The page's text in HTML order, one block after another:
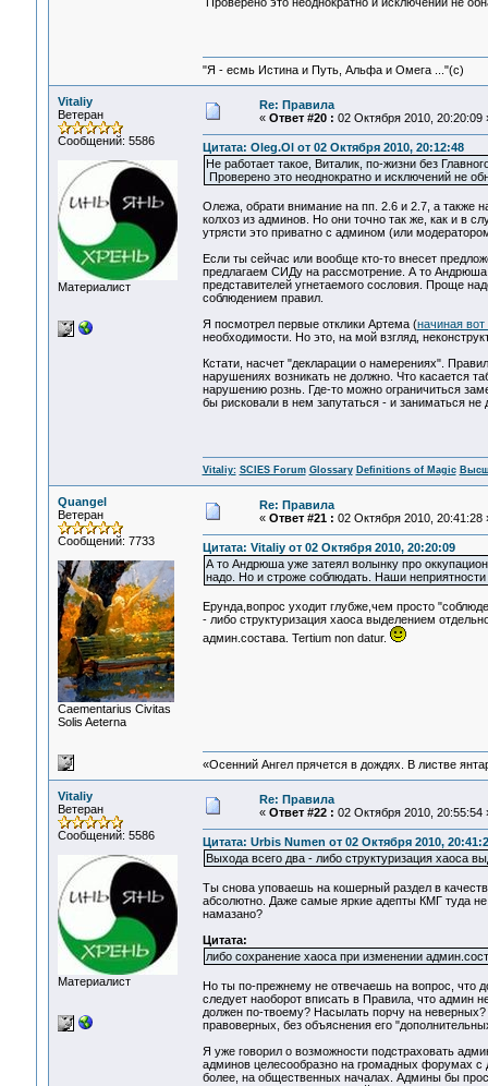
"Я - есмь Истина и Путь, Альфа и Омега ..."(с)
Vitaliy
Ветеран
Сообщений: 5586
Материалист
Re: Правила
« Ответ #20 : 02 Октября 2010, 20:20:09
Цитата: Oleg.Ol от 02 Октября 2010, 20:12:48
Не работает такое, Виталик, по-жизни без
Проверено это неоднократно и исключений не
Олежа, обрати внимание на пп. 2.6 и 2.7, а также
колхоз из админов. Но они точно так же, как и в
утрясти это приватно с админом (или
Если ты сейчас или вообще кто-то внесет
предлагаем СИДу на рассмотрение. А то
представителей угнетаемого сословия. Проще
соблюдением правил.
Я посмотрел первые отклики Артема (начиная вот
необходимости. Но это, на мой взгляд,
Кстати, насчет "декларации о намерениях".
нарушениях возникать не должно. Что касается
нарушению рознь. Где-то можно ограничиться
бы рисковали в нем запутаться - и заниматься
Vitaliy: SCIES Forum Glossary Definitions of Magic
Quangel
Ветеран
Сообщений: 7733
Сaementarius Civitas
Solis Aeterna
Re: Правила
« Ответ #21 : 02 Октября 2010, 20:41:28
Цитата: Vitaliy от 02 Октября 2010, 20:20:09
А то Андрюша уже затеял волынку про
надо. Но и строже соблюдать. Наши
Ерунда,вопрос уходит глубже,чем просто
- либо структуризация хаоса выделением
админ.состава. Tertium non datur.
«Осенний Ангел прячется в дождях. В листве
Vitaliy
Ветеран
Сообщений: 5586
Материалист
Re: Правила
« Ответ #22 : 02 Октября 2010, 20:55:54
Цитата: Urbis Numen от 02 Октября 2010,
Выхода всего два - либо структуризация хаоса
Ты снова уповаешь на кошерный раздел в
абсолютно. Даже самые яркие адепты КМГ туда
намазано?
Цитата:
либо сохранение хаоса при изменении
Но ты по-прежнему не отвечаешь на вопрос, что
следует наоборот вписать в Правила, что админ
должен по-твоему? Насылать порчу на
правоверных, без объяснения его
Я уже говорил о возможности подстраховать
админов целесообразно на громадных форумах с
более, на общественных началах. Админы бы